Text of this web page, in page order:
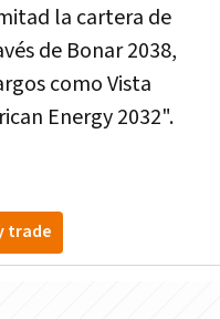
la cartera de
de Bonar 2038,
como Vista
Energy 2032".
trade